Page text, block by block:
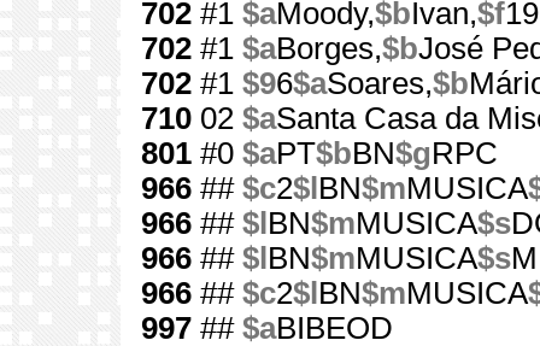
702 #1 $aMoody,$bIvan,$f
702 #1 $aBorges,$bJosé
702 #1 $96$aSoares,$b
710 02 $aSanta Casa da
801 #0 $aPT$bBN$gRPC
966 ## $c2$l BN$mMUSICA
966 ## $l BN$mMUSICA$s
966 ## $l BN$mMUSICA$s
966 ## $c2$l BN$mMUSICA
997 ## $aBIBEOD